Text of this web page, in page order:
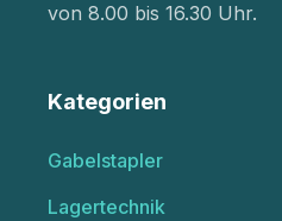
von 8.00 bis 16.30 Uhr.
Kategorien
Gabelstapler
Lagertechnik